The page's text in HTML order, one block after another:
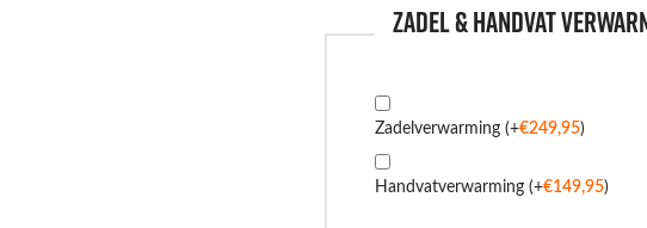
Zadel & handvat
Zadelverwarming (+€249,95)
Handvatverwarming (+€149,95)